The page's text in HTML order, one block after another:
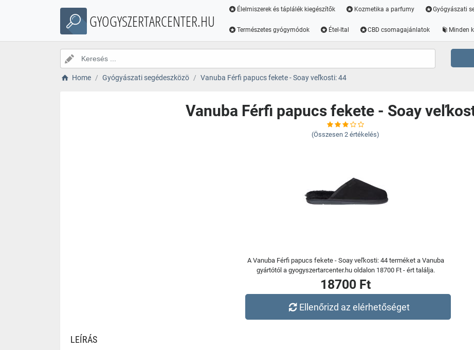
GYOGYSZERTARCENTER.HU
Élelmiszerek és táplálék kiegészítők Kozmetika a parfumy Gyógyászati
Természetes gyógymódok Étel-Ital CBD csomagajánlatok Minden
Home Gyógyászati segédeszközö Vanuba Férfi papucs fekete - Soay veľkosti: 44
Vanuba Férfi papucs fekete - Soay
(Összesen 2 értékelés)
A Vanuba Férfi papucs fekete - Soay veľkosti: 44 terméket a Vanuba
gyártótól a gyogyszertarcenter.hu oldalon 18700 Ft - ért találja.
18700 Ft
Ellenőrizd az elérhetőséget
LEÍRÁS